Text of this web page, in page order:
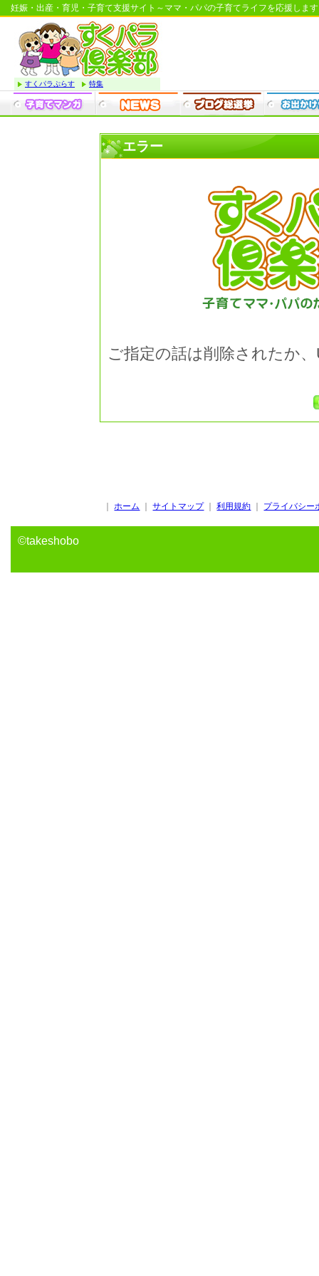
妊娠・出産・育児・子育て支援サイト～ママ・パパの子育てライフを応援しま
すくパラぷらす 特集
エラー
ご指定の話は削除されたか
｜ホーム ｜サイトマップ ｜利用規約 プライバシー
©takeshobo